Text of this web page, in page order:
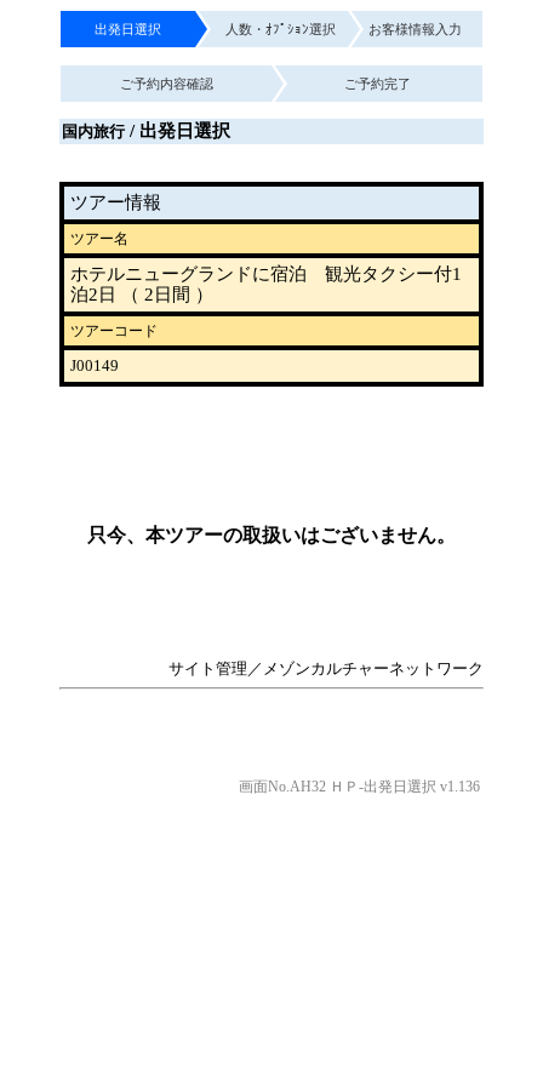
出発日選択 人数・ｵﾌﾟｼｮﾝ選択 お客様情報入力
ご予約内容確認 ご予約完了
国内旅行/ 出発日選択
ツアー情報
ツアー名
ホテルニューグランドに宿泊 観光タクシー付1
泊2日 （ 2日間 ）
ツアーコード
J00149
只今、本ツアーの取扱いはございません。
サイト管理／メゾンカルチャーネットワーク
画面No.AH32 ＨＰ-出発日選択 v1.136